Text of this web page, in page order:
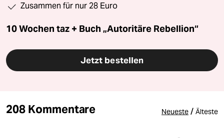
Zusammen für nur 28 Euro
10 Wochen taz + Buch „Autoritäre Rebellion“
Jetzt bestellen
208 Kommentare Neueste / Älteste